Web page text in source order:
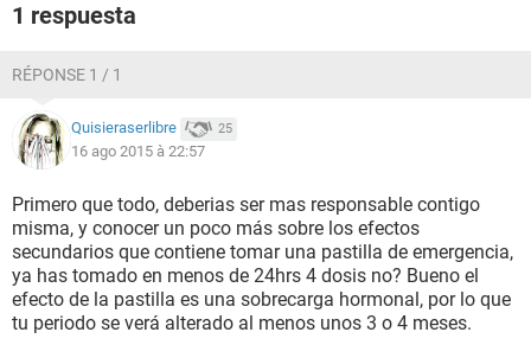
1 respuesta
RÉPONSE 1 / 1
Quisieraserlibre 25
16 ago 2015 à 22:57
Primero que todo, deberias ser mas responsable contigo
misma, y conocer un poco más sobre los efectos
secundarios que contiene tomar una pastilla de emergencia,
ya has tomado en menos de 24hrs 4 dosis no? Bueno el
efecto de la pastilla es una sobrecarga hormonal, por lo que
tu periodo se verá alterado al menos unos 3 o 4 meses.